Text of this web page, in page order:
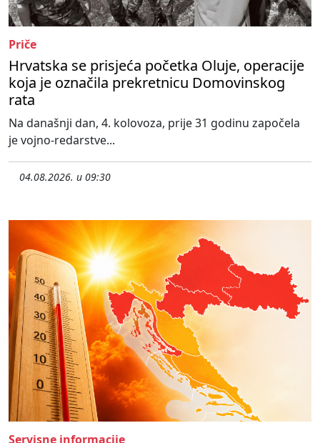
Priče
Hrvatska se prisjeća početka Oluje, operacije
koja je označila prekretnicu Domovinskog
rata
Na današnji dan, 4. kolovoza, prije 31 godinu započela
je vojno-redarstve...
04.08.2026. u 09:30
Servisne informacije